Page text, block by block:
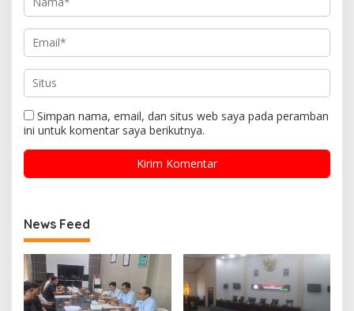
Simpan nama, email, dan situs web saya pada peramban
ini untuk komentar saya berikutnya.
News Feed